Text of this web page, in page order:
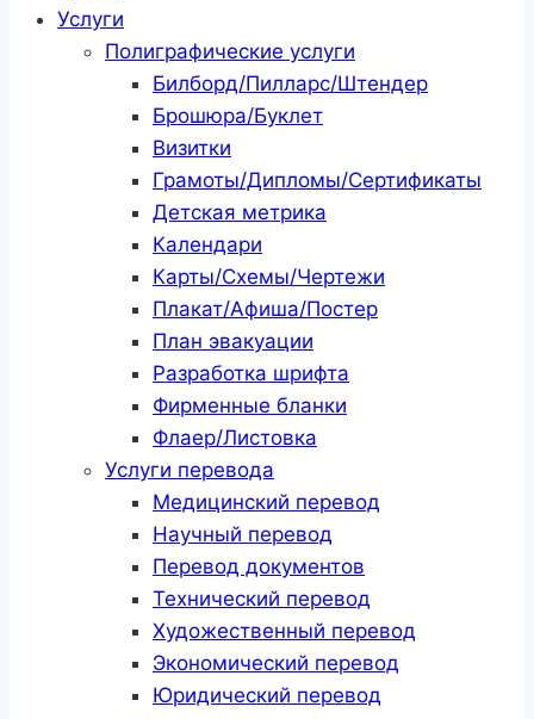
Услуги
Полиграфические услуги
Билборд/Пилларс/Штендер
Брошюра/Буклет
Визитки
Грамоты/Дипломы/Сертификаты
Детская метрика
Календари
Карты/Схемы/Чертежи
Плакат/Афиша/Постер
План эвакуации
Разработка шрифта
Фирменные бланки
Флаер/Листовка
Услуги перевода
Медицинский перевод
Научный перевод
Перевод документов
Технический перевод
Художественный перевод
Экономический перевод
Юридический перевод